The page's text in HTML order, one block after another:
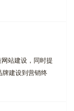
站建设，同时提
牌建设到营销终